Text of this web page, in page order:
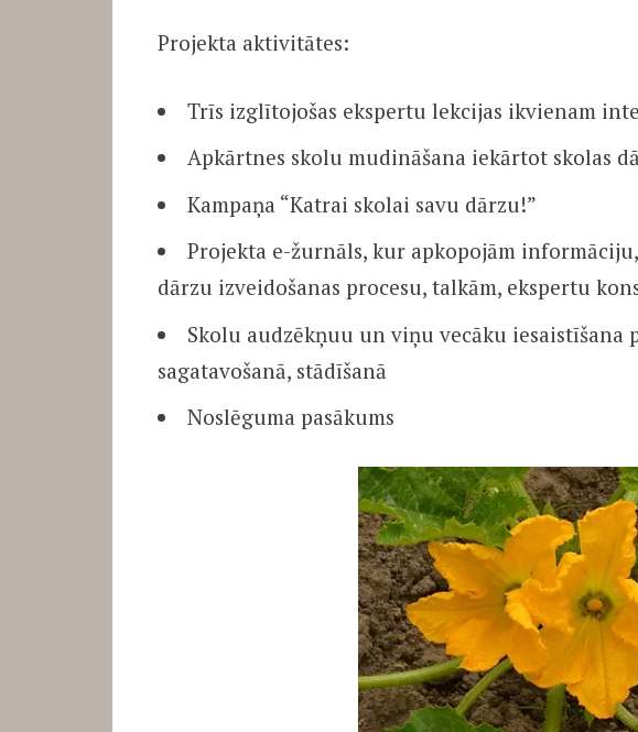
Projekta aktivitātes:
Trīs izglītojošas ekspertu lekcijas ikvienam
​Apkārtnes skolu mudināšana iekārtot skolas
​Kampaņa “Katrai skolai savu dārzu!”
​Projekta e-žurnāls, kur apkopojām
dārzu izveidošanas procesu, talkām, ekspertu
​Skolu audzēkņuu un viņu vecāku iesaistīšana
sagatavošanā, stādīšanā
Noslēguma pasākums